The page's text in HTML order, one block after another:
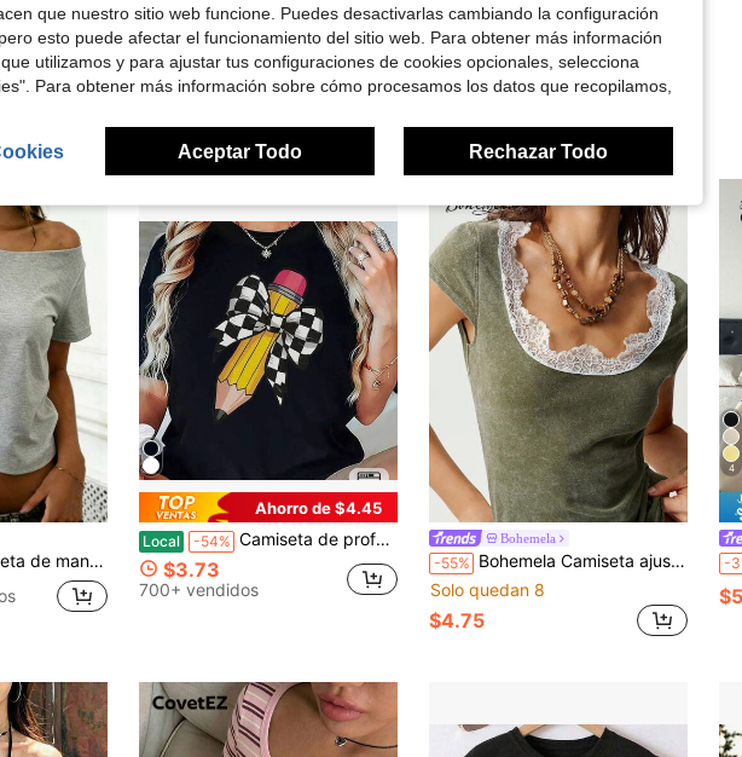
con cuello asimétrico y ajustada
Ahorro de $4.45
Local -54% Camiseta de profesora para mujer - Top negro de cuello redondo, suave y transpirable con estampado de lápiz amarillo
$3.73
700+ vendidos
Bohemela
-55% Bohemela Camiseta ajustada de mujer de manga corta con cuello cuadrado de encaje y unicolor de punto informal
Solo quedan 8
$4.75
4
-
que nuestro sitio web funcione. Puedes desactivarlas cambiando la configuración
esto puede afectar el funcionamiento del sitio web. Para obtener más información
utilizamos y para ajustar tus configuraciones de cookies opcionales, selecciona
Para obtener más información sobre cómo procesamos los datos que recopilamos,
Aceptar Todo Rechazar Todo